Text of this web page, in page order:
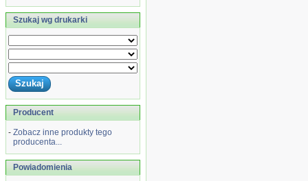
Szukaj wg drukarki
Producent
- Zobacz inne produkty tego
producenta...
Powiadomienia